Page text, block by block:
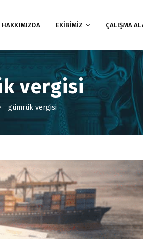
HAKKIMIZDA EKİBİMİZ ÇALIŞMA
vergisi
gümrük vergisi